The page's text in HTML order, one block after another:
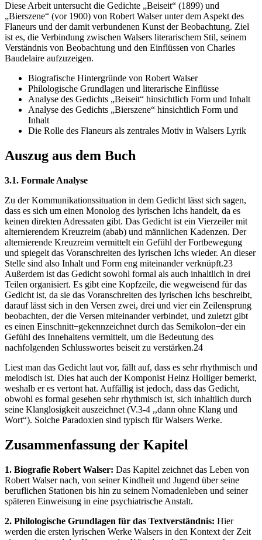
Diese Arbeit untersucht die Gedichte „Beiseit“ (1899) und
„Bierszene“ (vor 1900) von Robert Walser unter dem Aspekt des
Flaneurs und der damit verbundenen Kunst der Beobachtung. Ziel
ist es, die Verbindung zwischen Walsers literarischem Stil, seinem
Verständnis von Beobachtung und den Einflüssen von Charles
Baudelaire aufzuzeigen.
Biografische Hintergründe von Robert Walser
Philologische Grundlagen und literarische Einflüsse
Analyse des Gedichts „Beiseit“ hinsichtlich Form und Inhalt
Analyse des Gedichts „Bierszene“ hinsichtlich Form und
Inhalt
Die Rolle des Flaneurs als zentrales Motiv in Walsers Lyrik
Auszug aus dem Buch
3.1. Formale Analyse
Zu der Kommunikationssituation in dem Gedicht lässt sich sagen,
dass es sich um einen Monolog des lyrischen Ichs handelt, da es
keinen direkten Adressaten gibt. Das Gedicht ist ein Vierzeiler mit
alternierendem Kreuzreim (abab) und männlichen Kadenzen. Der
alternierende Kreuzreim vermittelt ein Gefühl der Fortbewegung
und spiegelt das Voranschreiten des lyrischen Ichs wieder. An dieser
Stelle sind also Inhalt und Form eng miteinander verknüpft.23
Außerdem ist das Gedicht sowohl formal als auch inhaltlich in drei
Teilen organisiert. Es gibt eine Kopfzeile, die wegweisend für das
Gedicht ist, da sie das Voranschreiten des lyrischen Ichs beschreibt,
darauf lässt sich in den Versen zwei, drei und vier ein Zeilensprung
beobachten, der die Versen miteinander verbindet, und zuletzt gibt
es einen Einschnitt ̶ gekennzeichnet durch das Semikolon ̶ der ein
Gefühl des Innehaltens vermittelt, um die Bedeutung des
nachfolgenden Schlusswortes beiseit zu verstärken.24
Liest man das Gedicht laut vor, fällt auf, dass es sehr rhythmisch und
melodisch ist. Dies hat auch der Komponist Heinz Holliger bemerkt,
weshalb er es vertont hat. Auffällig ist jedoch, dass das Gedicht,
obwohl es formal gesehen sehr rhythmisch ist, sich inhaltlich durch
seine Klanglosigkeit auszeichnet (V.3-4 ,,dann ohne Klang und
Wort“). Solche Paradoxien sind typisch für Walsers Werke.
Zusammenfassung der Kapitel
1. Biografie Robert Walser: Das Kapitel zeichnet das Leben von
Robert Walser nach, von seiner Kindheit und Jugend über seine
beruflichen Stationen bis hin zu seinem Nomadenleben und seiner
späteren Einweisung in eine psychiatrische Anstalt.
2. Philologische Grundlagen für das Textverständnis: Hier
werden die ersten lyrischen Werke Walsers in den Kontext der Zeit